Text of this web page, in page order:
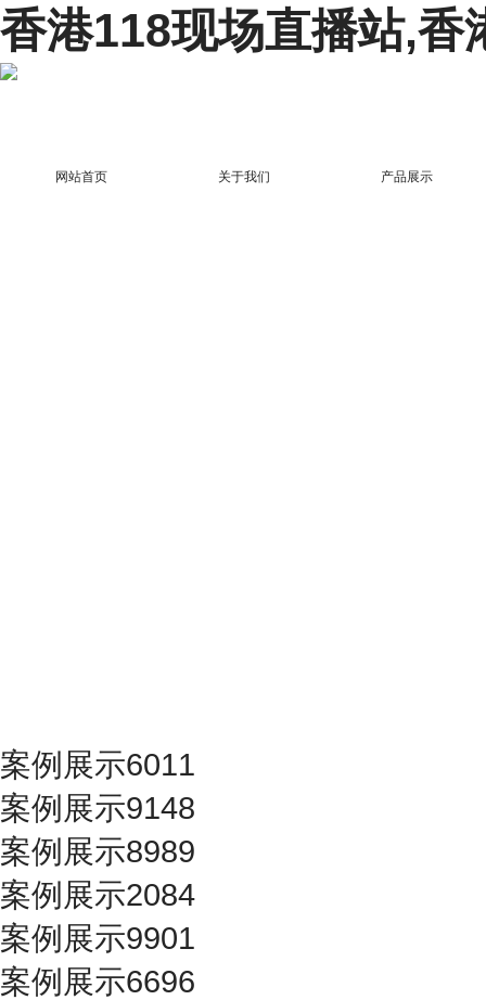
香港118现场直播站,香
网站首页 关于我们 产品展示
案例展示6011
案例展示9148
案例展示8989
案例展示2084
案例展示9901
案例展示6696